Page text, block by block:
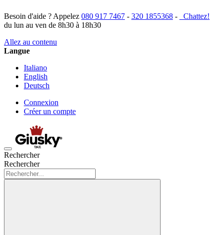
Besoin d'aide ? Appelez 080 917 7467 - 320 1855368 -
Chattez!
du lun au ven de 8h30 à 18h30
Allez au contenu
Langue
Italiano
English
Deutsch
Connexion
Créer un compte
Rechercher
Rechercher